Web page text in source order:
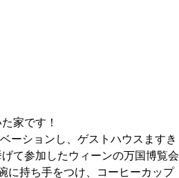
家です！
ーションし、ゲストハウスますき
て参加したウィーンの万国博覧会
に持ち手をつけ、コーヒーカップ